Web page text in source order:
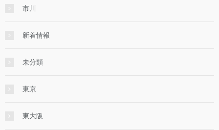
市川
新着情報
未分類
東京
東大阪